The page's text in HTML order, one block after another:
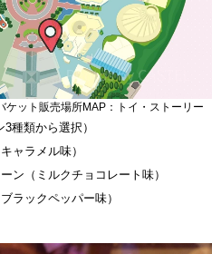
ット販売場所MAP：トイ・ストーリー
種類から選択）
ャラメル味）
ン（ミルクチョコレート味）
ラックペッパー味）